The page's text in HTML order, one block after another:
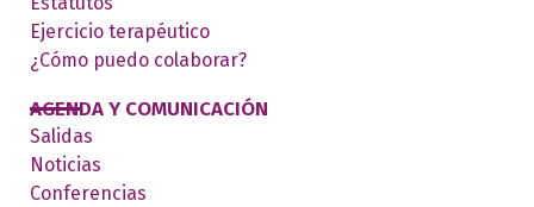
Ejercicio terapéutico
¿Cómo puedo colaborar?
AGENDA Y COMUNICACIÓN
Salidas
Noticias
Conferencias